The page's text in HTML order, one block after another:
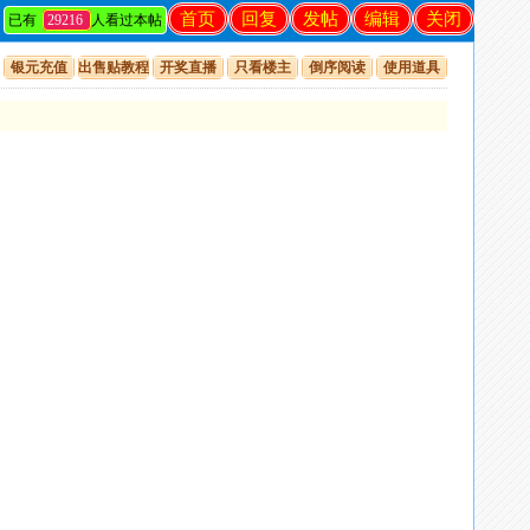
关闭
编辑
发帖
回复
首页
已有 29216 人看过本帖
银元充值 出售贴教程 开奖直播 只看楼主 倒序阅读 使用道具